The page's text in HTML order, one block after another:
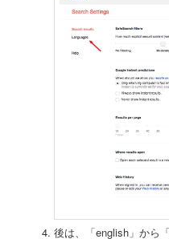
後は、「english」から